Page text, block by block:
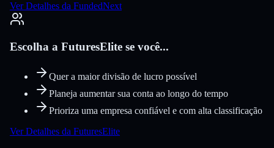
Ver Detalhes da FundedNext
Escolha a FuturesElite se você...
Quer a maior divisão de lucro possível
Planeja aumentar sua conta ao longo do tempo
Prioriza uma empresa confiável e com alta classificação
Ver Detalhes da FuturesElite